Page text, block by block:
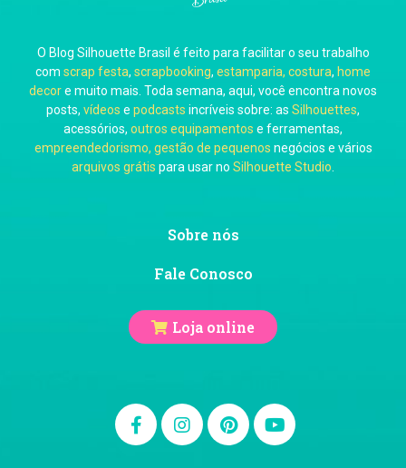
Carol Pessoa
Ju Mirthes
O Blog Silhouette Brasil é feito para facilitar o seu trabalho
com scrap festa, scrapbooking, estamparia, costura, home
decore muito mais. Toda semana, aqui, você encontra novos
posts, vídeos e podcasts incríveis sobre: as Silhouettes,
acessórios, outros equipamentos e ferramentas,
empreendedorismo, gestão de pequenos negócios e vários
arquivos grátis para usar no Silhouette Studio
Sobre nós
Fale Conosco
Loja online